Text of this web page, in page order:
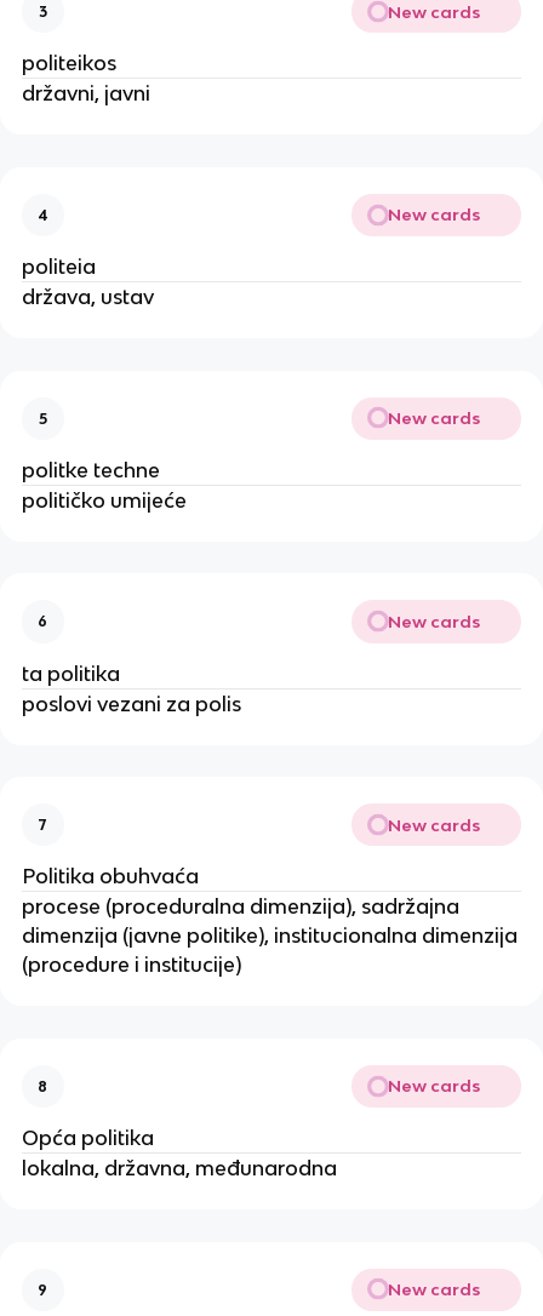
3 New cards
politeikos
državni, javni
4 New cards
politeia
država, ustav
5 New cards
politke techne
političko umijeće
6 New cards
ta politika
poslovi vezani za polis
7 New cards
Politika obuhvaća
procese (proceduralna dimenzija), sadržajna
dimenzija (javne politike), institucionalna dimenzija
(procedure i institucije)
8 New cards
Opća politika
lokalna, državna, međunarodna
9 New cards